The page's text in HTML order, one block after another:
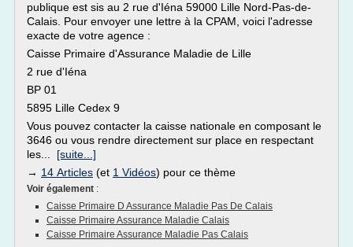
publique est sis au 2 rue d'Iéna 59000 Lille Nord-Pas-de-
Calais. Pour envoyer une lettre à la CPAM, voici l'adresse
exacte de votre agence :
Caisse Primaire d'Assurance Maladie de Lille
2 rue d'Iéna
BP 01
5895 Lille Cedex 9
Vous pouvez contacter la caisse nationale en composant le
3646 ou vous rendre directement sur place en respectant
les... [suite...]
→ 14 Articles (et 1 Vidéos) pour ce thème
Voir également :
Caisse Primaire D Assurance Maladie Pas De Calais
Caisse Primaire Assurance Maladie Calais
Caisse Primaire Assurance Maladie Pas Calais